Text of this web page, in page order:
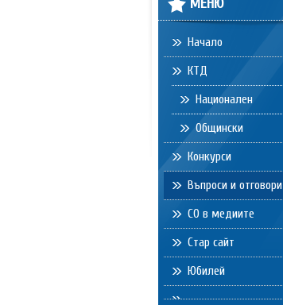
МЕНЮ
Начало
КТД
Национален
Общински
Конкурси
Въпроси и отговори
СО в медиите
Стар сайт
Юбилей